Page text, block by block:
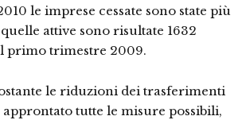
le imprese cessate sono state più
attive sono risultate 1632
primo trimestre 2009.
le riduzioni dei trasferimenti
tutte le misure possibili,